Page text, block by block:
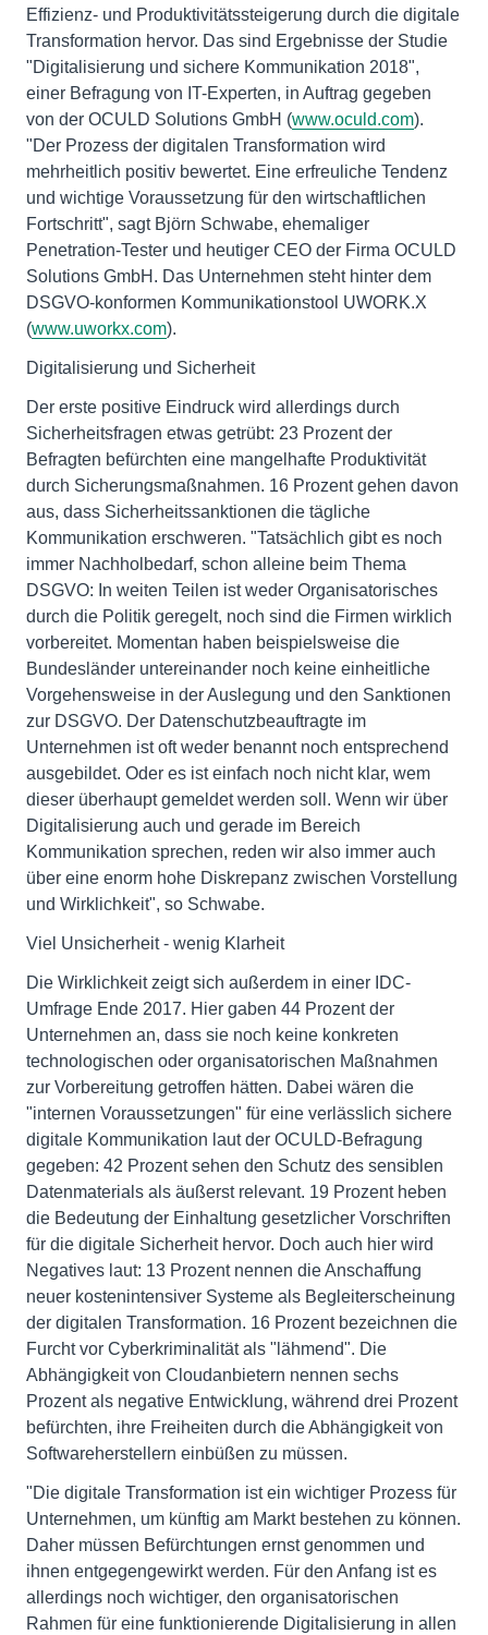
Effizienz- und Produktivitätssteigerung durch die digitale
Transformation hervor. Das sind Ergebnisse der Studie
"Digitalisierung und sichere Kommunikation 2018",
einer Befragung von IT-Experten, in Auftrag gegeben
von der OCULD Solutions GmbH (www.oculd.com).
"Der Prozess der digitalen Transformation wird
mehrheitlich positiv bewertet. Eine erfreuliche Tendenz
und wichtige Voraussetzung für den wirtschaftlichen
Fortschritt", sagt Björn Schwabe, ehemaliger
Penetration-Tester und heutiger CEO der Firma OCULD
Solutions GmbH. Das Unternehmen steht hinter dem
DSGVO-konformen Kommunikationstool UWORK.X
(www.uworkx.com).
Digitalisierung und Sicherheit
Der erste positive Eindruck wird allerdings durch
Sicherheitsfragen etwas getrübt: 23 Prozent der
Befragten befürchten eine mangelhafte Produktivität
durch Sicherungsmaßnahmen. 16 Prozent gehen davon
aus, dass Sicherheitssanktionen die tägliche
Kommunikation erschweren. "Tatsächlich gibt es noch
immer Nachholbedarf, schon alleine beim Thema
DSGVO: In weiten Teilen ist weder Organisatorisches
durch die Politik geregelt, noch sind die Firmen wirklich
vorbereitet. Momentan haben beispielsweise die
Bundesländer untereinander noch keine einheitliche
Vorgehensweise in der Auslegung und den Sanktionen
zur DSGVO. Der Datenschutzbeauftragte im
Unternehmen ist oft weder benannt noch entsprechend
ausgebildet. Oder es ist einfach noch nicht klar, wem
dieser überhaupt gemeldet werden soll. Wenn wir über
Digitalisierung auch und gerade im Bereich
Kommunikation sprechen, reden wir also immer auch
über eine enorm hohe Diskrepanz zwischen Vorstellung
und Wirklichkeit", so Schwabe.
Viel Unsicherheit - wenig Klarheit
Die Wirklichkeit zeigt sich außerdem in einer IDC-
Umfrage Ende 2017. Hier gaben 44 Prozent der
Unternehmen an, dass sie noch keine konkreten
technologischen oder organisatorischen Maßnahmen
zur Vorbereitung getroffen hätten. Dabei wären die
"internen Voraussetzungen" für eine verlässlich sichere
digitale Kommunikation laut der OCULD-Befragung
gegeben: 42 Prozent sehen den Schutz des sensiblen
Datenmaterials als äußerst relevant. 19 Prozent heben
die Bedeutung der Einhaltung gesetzlicher Vorschriften
für die digitale Sicherheit hervor. Doch auch hier wird
Negatives laut: 13 Prozent nennen die Anschaffung
neuer kostenintensiver Systeme als Begleiterscheinung
der digitalen Transformation. 16 Prozent bezeichnen die
Furcht vor Cyberkriminalität als "lähmend". Die
Abhängigkeit von Cloudanbietern nennen sechs
Prozent als negative Entwicklung, während drei Prozent
befürchten, ihre Freiheiten durch die Abhängigkeit von
Softwareherstellern einbüßen zu müssen.
"Die digitale Transformation ist ein wichtiger Prozess für
Unternehmen, um künftig am Markt bestehen zu können.
Daher müssen Befürchtungen ernst genommen und
ihnen entgegengewirkt werden. Für den Anfang ist es
allerdings noch wichtiger, den organisatorischen
Rahmen für eine funktionierende Digitalisierung in allen